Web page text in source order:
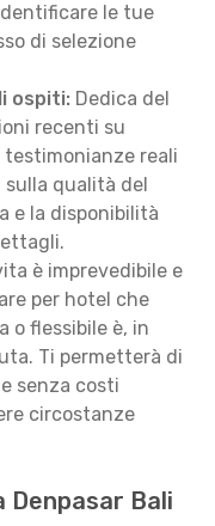
le tue
di selezione
ospiti: Dedica del
recenti su
reali
qualità del
e la disponibilità
è imprevedibile e
per hotel che
o flessibile è, in
Ti permetterà di
senza costi
circostanze
Denpasar Bali